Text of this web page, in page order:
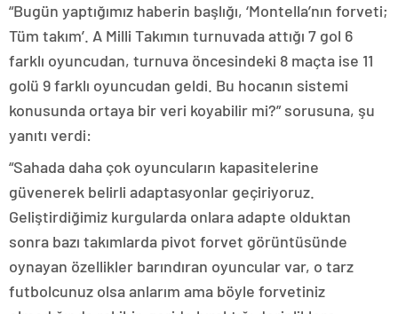
“Bugün yaptığımız haberin başlığı, ‘Montella’nın forveti;
Tüm takım’. A Milli Takımın turnuvada attığı 7 gol 6
farklı oyuncudan, turnuva öncesindeki 8 maçta ise 11
golü 9 farklı oyuncudan geldi. Bu hocanın sistemi
konusunda ortaya bir veri koyabilir mi?” sorusuna, şu
yanıtı verdi:
“Sahada daha çok oyuncuların kapasitelerine
güvenerek belirli adaptasyonlar geçiriyoruz.
Geliştirdiğimiz kurgularda onlara adapte olduktan
sonra bazı takımlarda pivot forvet görüntüsünde
oynayan özellikler barındıran oyuncular var, o tarz
futbolcunuz olsa anlarım ama böyle forvetiniz